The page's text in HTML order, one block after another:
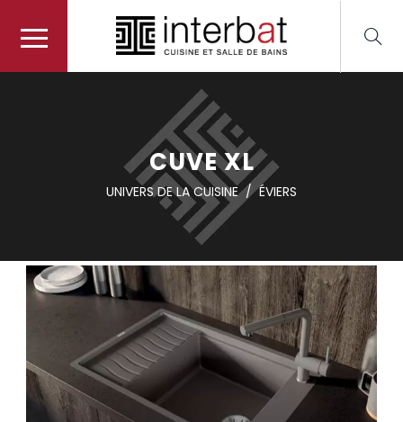
CUVE XL
UNIVERS DE LA CUISINE/ÉVIERS